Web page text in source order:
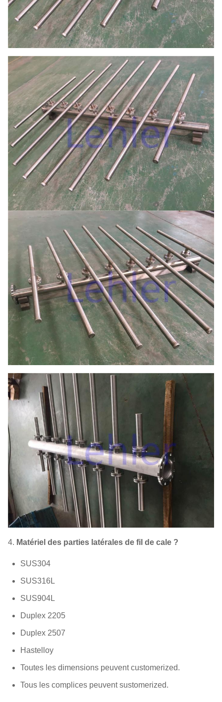
4. Matériel des parties latérales de fil de cale ?
SUS304
SUS316L
SUS904L
Duplex 2205
Duplex 2507
Hastelloy
Toutes les dimensions peuvent customerized.
Tous les complices peuvent sustomerized.